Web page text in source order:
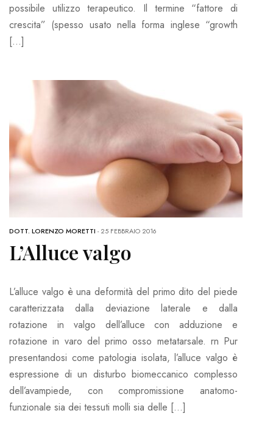
possibile utilizzo terapeutico. Il termine “fattore di
crescita” (spesso usato nella forma inglese “growth
[…]
DOTT. LORENZO MORETTI -25 FEBBRAIO 2016
L’Alluce valgo
L’alluce valgo è una deformità del primo dito del piede
caratterizzata dalla deviazione laterale e dalla
rotazione in valgo dell’alluce con adduzione e
rotazione in varo del primo osso metatarsale. rn Pur
presentandosi come patologia isolata, l’alluce valgo è
espressione di un disturbo biomeccanico complesso
dell’avampiede, con compromissione anatomo-
funzionale sia dei tessuti molli sia delle […]